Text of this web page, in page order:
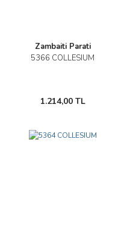
Zambaiti Parati
5366 COLLESIUM
1.214,00 TL